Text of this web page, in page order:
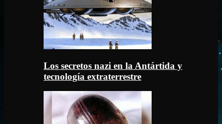
Los secretos nazi en la Antártida y
tecnología extraterrestre